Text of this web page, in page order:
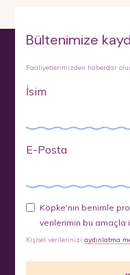
Bültenimize
Faaliyetlerimizden haberdar
İsim
E-Posta
Köpke'nin benimle
verilerimin bu amaçla
Kişisel verileriniziaydınlatma